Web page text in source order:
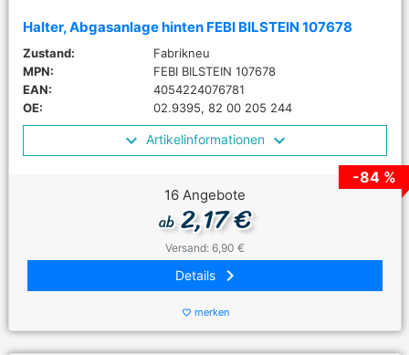
Halter, Abgasanlage hinten FEBI BILSTEIN 107678
Zustand:
Fabrikneu
MPN:
FEBI BILSTEIN 107678
EAN:
4054224076781
OE:
02.9395, 82 00 205 244
Artikelinformationen
-84 %
16 Angebote
ab2,17 €
Versand: 6,90 €
Details keyboard_arrow_right
favorite_border merken